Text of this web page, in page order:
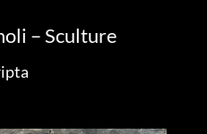
– Sculture